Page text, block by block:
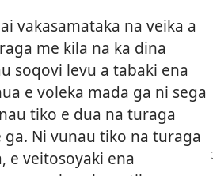
vakasamataka na veika a
me kila na ka dina
soqovi levu a tabaki ena
e voleka mada ga ni sega
tiko e dua na turaga
Ni vunau tiko na turaga
e veitosoyaki ena